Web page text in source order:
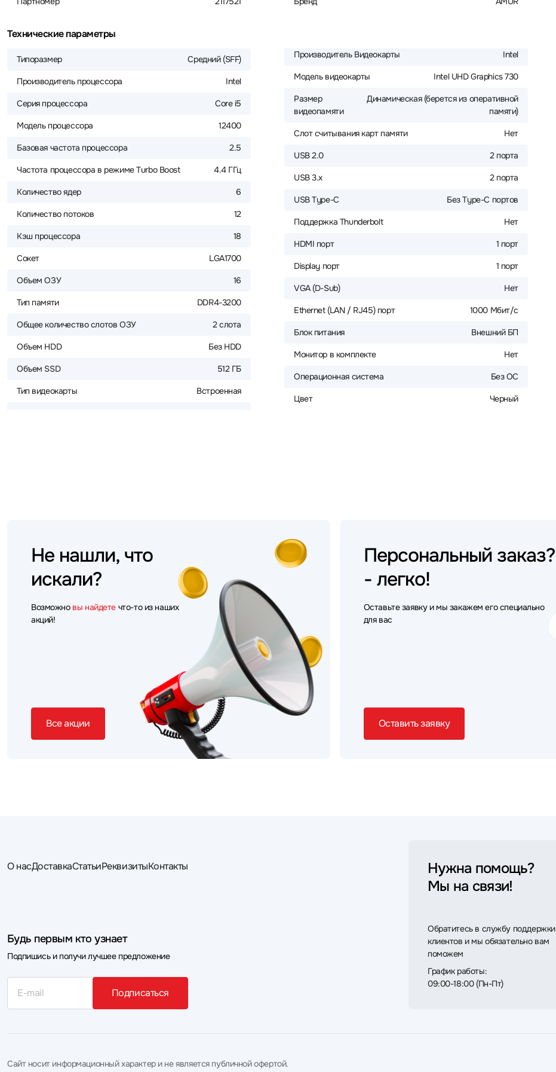
Технические параметры
Типоразмер Средний (SFF)
Производитель процессора Intel
Серия процессора Core i5
Модель процессора 12400
Базовая частота процессора 2.5
Частота процессора в режиме Turbo Boost 4.4 ГГц
Количество ядер 6
Количество потоков 12
Кэш процессора 18
Сокет LGA1700
Объем ОЗУ 16
Тип памяти DDR4-3200
Общее количество слотов ОЗУ 2 слота
Объем HDD Без HDD
Объем SSD 512 ГБ
Тип видеокарты Встроенная
Производитель Видеокарты Intel
Модель видеокарты Intel UHD Graphics 730
Размер
видеопамяти
Динамическая (берется из оперативной
памяти)
Слот считывания карт памяти Нет
USB 2.0 2 порта
USB 3.x 2 порта
USB Type-C Без Type-C портов
Поддержка Thunderbolt Нет
HDMI порт 1 порт
Display порт 1 порт
VGA (D-Sub) Нет
Ethernet (LAN / RJ45) порт 1000 Мбит/с
Блок питания Внешний БП
Монитор в комплекте Нет
Операционная система Без ОС
Цвет Черный
Не нашли, что
искали?
Возможно вы найдете что-то из наших
акций!
Все акции
Персональный заказ?
- легко!
Оставьте заявку и мы закажем его специально
для вас
Оставить заявку
О насДоставкаСтатьиРеквизитыКонтакты
Будь первым кто узнает
Подпишись и получи лучшее предложение
Подписаться
Нужна помощь?
Мы на связи!
Обратитесь в службу поддержки
клиентов и мы обязательно вам
поможем
График работы:
09:00-18:00 (Пн-Пт)
Сайт носит информационный характер и не является публичной офертой.